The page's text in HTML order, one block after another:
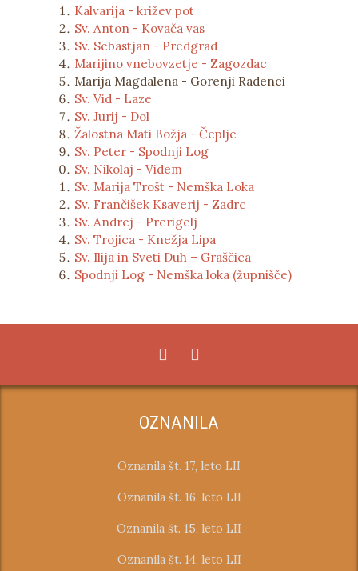
Kalvarija - križev pot
Sv. Anton - Kovača vas
Sv. Sebastjan - Predgrad
Marijino vnebovzetje - Zagozdac
Marija Magdalena - Gorenji Radenci
Sv. Vid - Laze
Sv. Jurij - Dol
Žalostna Mati Božja - Čeplje
Sv. Peter - Spodnji Log
Sv. Nikolaj - Videm
Sv. Marija Trošt - Nemška Loka
Sv. Frančišek Ksaverij - Zadrc
Sv. Andrej - Prerigelj
Sv. Trojica - Knežja Lipa
Sv. Ilija in Sveti Duh – Graščica
Spodnji Log - Nemška loka (župnišče)
OZNANILA
Oznanila št. 17, leto LII
Oznanila št. 16, leto LII
Oznanila št. 15, leto LII
Oznanila št. 14, leto LII